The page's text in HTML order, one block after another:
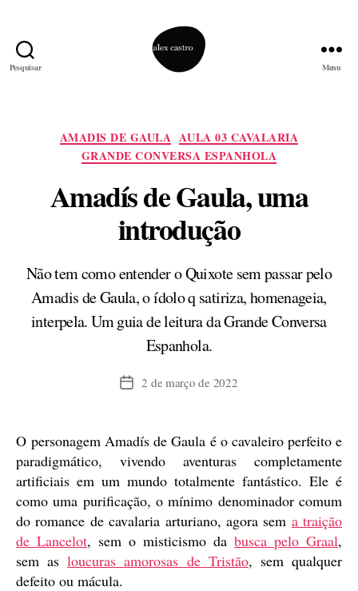
Pesquisar Menu
Categorias
AMADIS DE GAULA AULA 03 CAVALARIA
GRANDE CONVERSA ESPANHOLA
Amadís de Gaula, uma
introdução
Não tem como entender o Quixote sem passar pelo
Amadis de Gaula, o ídolo q satiriza, homenageia,
interpela. Um guia de leitura da Grande Conversa
Espanhola.
Data2 de março de 2022
O personagem Amadís de Gaula é o cavaleiro perfeito e
paradigmático, vivendo aventuras completamente
artificiais em um mundo totalmente fantástico. Ele é
como uma purificação, o mínimo denominador comum
do romance de cavalaria arturiano, agora sem a traição
de Lancelot, sem o misticismo da busca pelo Graal,
sem asloucuras amorosas de Tristão, sem qualquer
defeito ou mácula.